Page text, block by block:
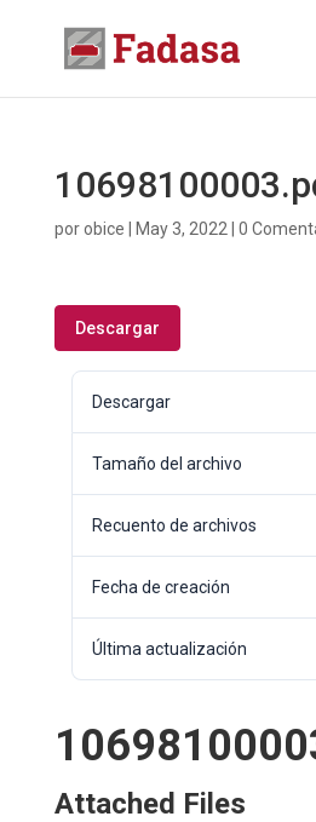
porobice May 3, 2022 0
Descargar
Descargar
Tamaño del archivo
Recuento de archivos
Fecha de creación
Última actualización
Attached Files